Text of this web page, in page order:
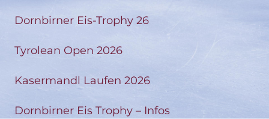
Dornbirner Eis-Trophy 26
Tyrolean Open 2026
Kasermandl Laufen 2026
Dornbirner Eis Trophy – Infos